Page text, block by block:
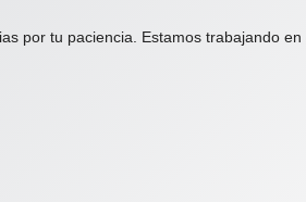
por tu paciencia. Estamos trabajando